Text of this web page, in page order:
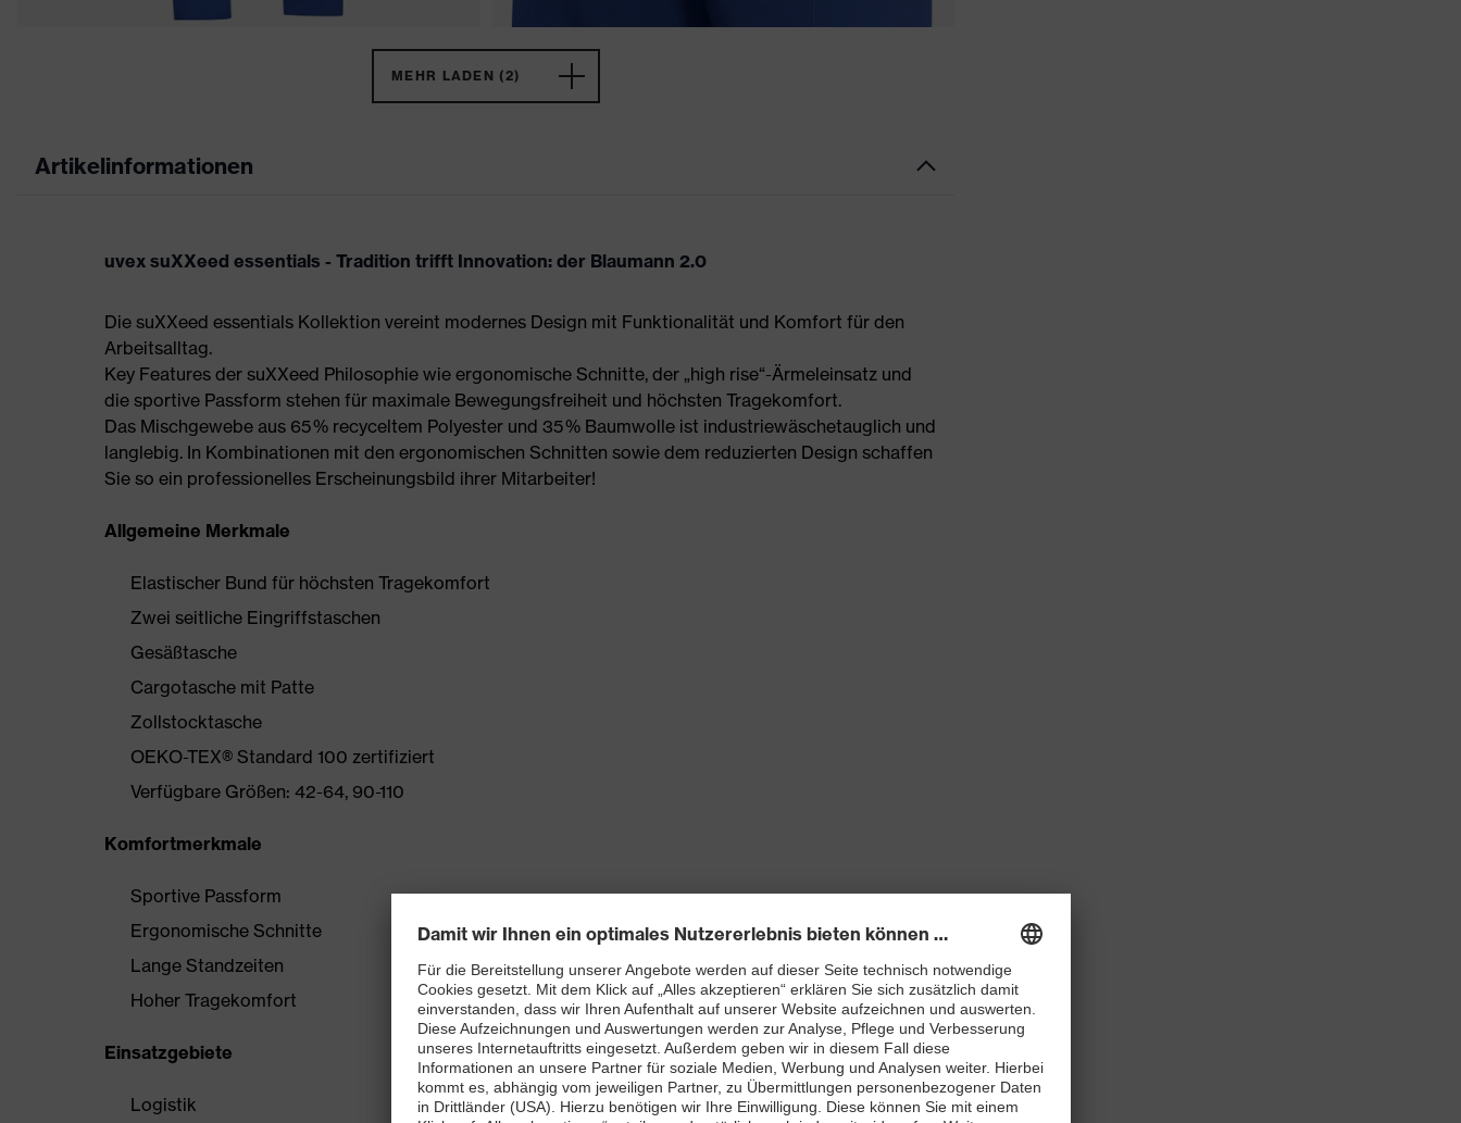
MEHR LADEN (2)
Artikelinformationen
uvex suXXeed essentials - Tradition trifft Innovation: der Blaumann 2.0
Die suXXeed essentials Kollektion vereint modernes Design mit Funktionalität und Komfort für den
Arbeitsalltag.
Key Features der suXXeed Philosophie wie ergonomische Schnitte, der „high rise“-Ärmeleinsatz und
die sportive Passform stehen für maximale Bewegungsfreiheit und höchsten Tragekomfort.
Das Mischgewebe aus 65 % recyceltem Polyester und 35 % Baumwolle ist industriewäschetauglich und
langlebig. In Kombinationen mit den ergonomischen Schnitten sowie dem reduzierten Design schaffen
Sie so ein professionelles Erscheinungsbild ihrer Mitarbeiter!
Allgemeine Merkmale
Elastischer Bund für höchsten Tragekomfort
Zwei seitliche Eingriffstaschen
Gesäßtasche
Cargotasche mit Patte
Zollstocktasche
OEKO-TEX® Standard 100 zertifiziert
Verfügbare Größen: 42-64, 90-110
Komfortmerkmale
Sportive Passform
Ergonomische Schnitte
Lange Standzeiten
Hoher Tragekomfort
Einsatzgebiete
Logistik